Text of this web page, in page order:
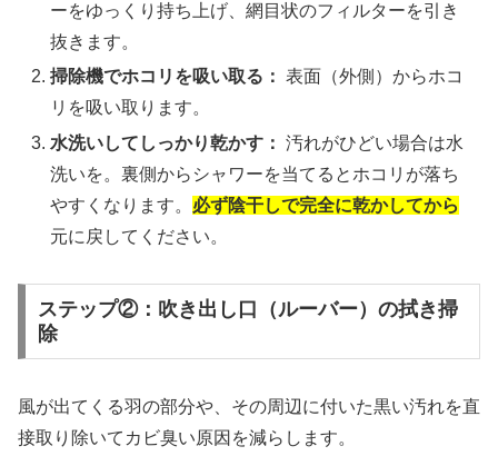
ーをゆっくり持ち上げ、網目状のフィルターを引き
抜きます。
掃除機でホコリを吸い取る： 表面（外側）からホコ
リを吸い取ります。
水洗いしてしっかり乾かす： 汚れがひどい場合は水
洗いを。裏側からシャワーを当てるとホコリが落ち
やすくなります。 必ず陰干しで完全に乾かしてから
元に戻してください。
ステップ②：吹き出し口（ルーバー）の拭き掃
除
風が出てくる羽の部分や、その周辺に付いた黒い汚れを直
接取り除いてカビ臭い原因を減らします。